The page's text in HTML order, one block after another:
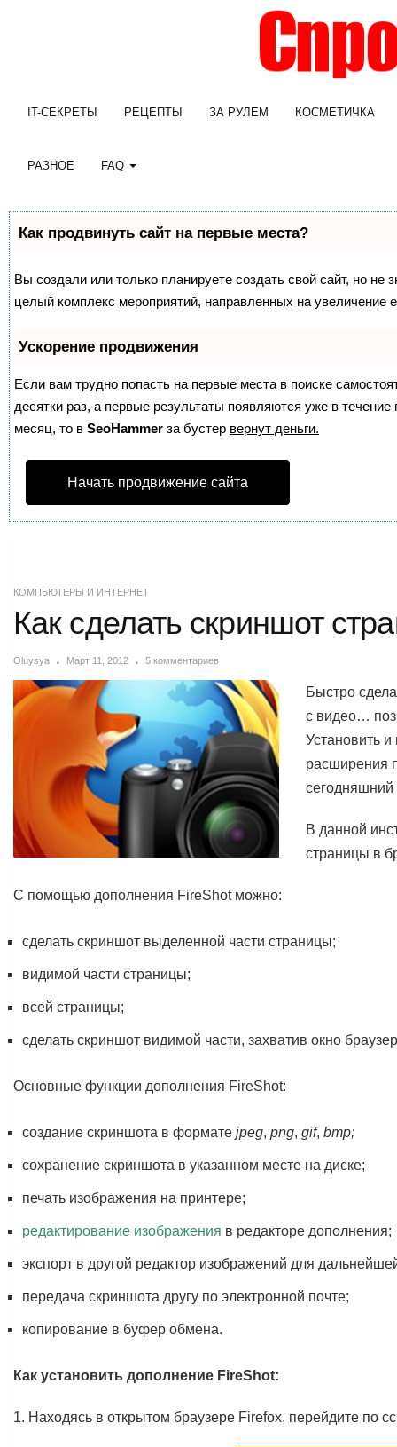
IT-СЕКРЕТЫ РЕЦЕПТЫ ЗА РУЛЕМ КОСМЕТИЧКА
РАЗНОЕ FAQ
Как продвинуть сайт на первые места?
Вы создали или только планируете создать свой сайт, но не
целый комплекс мероприятий, направленных на увеличение
Ускорение продвижения
Если вам трудно попасть на первые места в поиске
десятки раз, а первые результаты появляются уже в
месяц, то в SeoHammer за бустер вернут деньги.
Начать продвижение сайта
КОМПЬЮТЕРЫ И ИНТЕРНЕТ
Как сделать скриншот
Oluysya Март 11, 2012 5 комментариев
Быстро
с видео…
Установить
расширения
сегодняшний
В данной
страницы в
С помощью дополнения FireShot можно:
сделать скриншот выделенной части страницы;
видимой части страницы;
всей страницы;
сделать скриншот видимой части, захватив окно
Основные функции дополнения FireShot:
создание скриншота в формате jpeg, png, gif, bmp;
сохранение скриншота в указанном месте на диске;
печать изображения на принтере;
редактирование изображения в редакторе дополнения;
экспорт в другой редактор изображений для
передача скриншота другу по электронной почте;
копирование в буфер обмена.
Как установить дополнение FireShot:
1. Находясь в открытом браузере Firefox, перейдите по